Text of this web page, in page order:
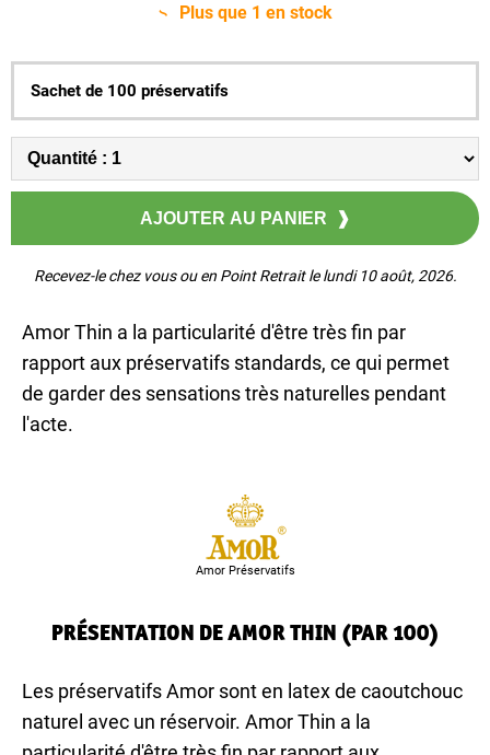
Plus que 1 en stock
Sachet de 100 préservatifs
Recevez-le chez vous ou en Point Retrait le lundi 10 août, 2026.
Amor Thin a la particularité d'être très fin par
rapport aux préservatifs standards, ce qui permet
de garder des sensations très naturelles pendant
l'acte.
Amor Préservatifs
PRÉSENTATION DE AMOR THIN (PAR 100)
Les préservatifs Amor sont en latex de caoutchouc
naturel avec un réservoir. Amor Thin a la